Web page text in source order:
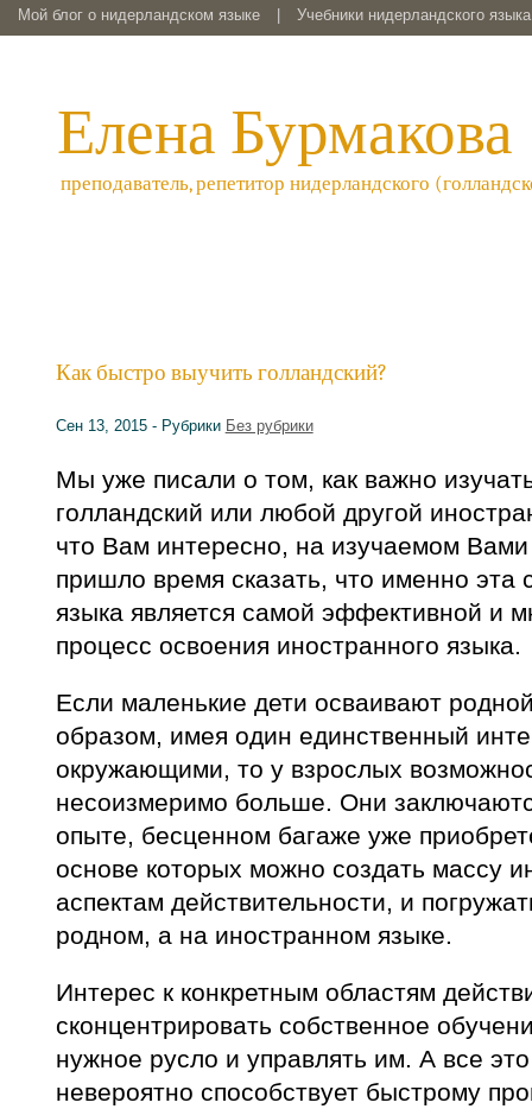
Мой блог о нидерландском языке Учебники нидерландского
Елена Бурмакова
преподаватель, репетитор нидерландского
Как быстро выучить голландский?
Сен 13, 2015 - Рубрики Без рубрики
Мы уже писали о том, как важно
голландский или любой другой
что Вам интересно, на изучаемом
пришло время сказать, что именно эта
языка является самой эффективной и
процесс освоения иностранного языка.
Если маленькие дети осваивают
образом, имея один единственный
окружающими, то у взрослых
несоизмеримо больше. Они
опыте, бесценном багаже уже
основе которых можно создать массу
аспектам действительности, и
родном, а на иностранном языке.
Интерес к конкретным областям
сконцентрировать собственное
нужное русло и управлять им. А все
невероятно способствует быстрому